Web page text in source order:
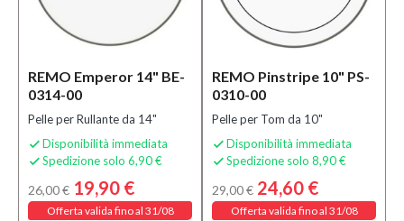
REMO Emperor 14" BE-
0314-00
Pelle per Rullante da 14"
 Disponibilità immediata
 Spedizione solo 6,90 €
26,00 € 19,90 €
Offerta valida fino al 31/08
REMO Pinstripe 10" PS-
0310-00
Pelle per Tom da 10"
 Disponibilità immediata
 Spedizione solo 8,90 €
29,00 € 24,60 €
Offerta valida fino al 31/08